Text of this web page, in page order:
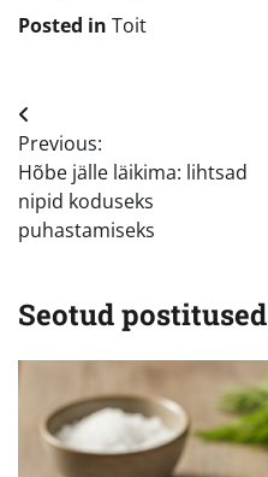
Posted in Toit
Navigeerimine
Previous:
Hõbe jälle läikima: lihtsad
nipid koduseks
puhastamiseks
Seotud postitused